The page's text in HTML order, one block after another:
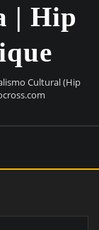
| Hip
Cultural (Hip